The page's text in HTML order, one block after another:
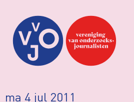
ma 4 jul 2011